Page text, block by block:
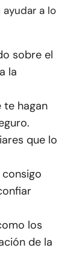
a lo
sobre el
la
te hagan
que lo
los
de la